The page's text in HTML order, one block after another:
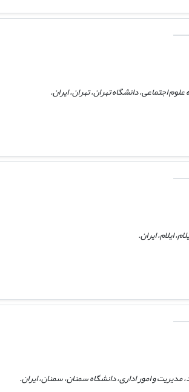
اجتماعی، دانشگاه تهران، تهران، ایران.
ایلام، ایران.
و امور اداری، دانشگاه سمنان، سمنان، ایران.